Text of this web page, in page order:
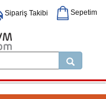
Sipariş Takibi Sepetim